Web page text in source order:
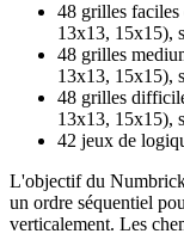
48 grilles
13x13, 15x15),
48 grilles
13x13, 15x15),
48 grilles
13x13, 15x15),
42 jeux de
L'objectif du
un ordre séquentiel
verticalement. Les